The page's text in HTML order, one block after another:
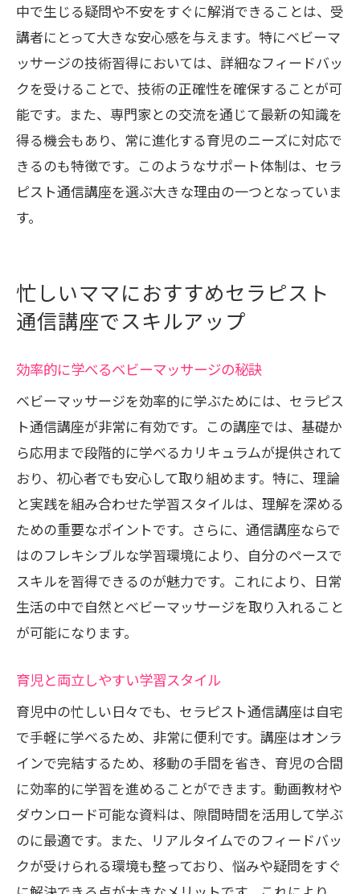
中で生じる疑問や不安をすぐに解消できることは、受
講者にとって大きな安心感を与えます。特にベビーマ
ッサージの技術習得においては、詳細なフィードバッ
クを受けることで、技術の正確性を確保することが可
能です。また、専門家との交流を通じて最新の知識を
得る機会もあり、常に進化する育児のニーズに対応で
きるのも特徴です。このようなサポート体制は、セラ
ピスト通信講座を選ぶ大きな理由の一つとなっていま
す。
忙しいママにおすすめセラピスト
通信講座でスキルアップ
効率的に学べるベビーマッサージの秘訣
ベビーマッサージを効率的に学ぶためには、セラピス
ト通信講座が非常に有効です。この講座では、基礎か
ら応用まで段階的に学べるカリキュラムが提供されて
おり、初心者でも安心して取り組めます。特に、理論
と実践を組み合わせた学習スタイルは、理解を深める
ための重要なポイントです。さらに、通信講座ならで
はのフレキシブルな学習環境により、自分のペースで
スキルを習得できるのが魅力です。これにより、日常
生活の中で自然とベビーマッサージを取り入れること
が可能になります。
育児と両立しやすい学習スタイル
育児中の忙しい日々でも、セラピスト通信講座は自宅
で手軽に学べるため、非常に便利です。講座はオンラ
インで完結するため、移動の手間を省き、育児の合間
に効率的に学習を進めることができます。動画教材や
ダウンロード可能な資料は、隙間時間を活用して学ぶ
のに最適です。また、リアルタイムでのフィードバッ
クが受けられる環境も整っており、悩みや疑問をすぐ